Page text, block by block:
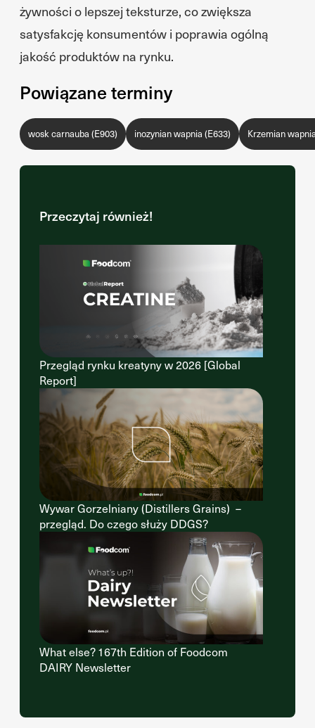
żywności o lepszej teksturze, co zwiększa
satysfakcję konsumentów i poprawia ogólną
jakość produktów na rynku.
Powiązane terminy
wosk carnauba (E903) inozynian wapnia (E633) Krzemian
Przeczytaj również!
Przegląd rynku kreatyny w 2026 [Global
Report]
Wywar Gorzelniany (Distillers Grains) –
przegląd. Do czego służy DDGS?
What else? 167th Edition of Foodcom
DAIRY Newsletter